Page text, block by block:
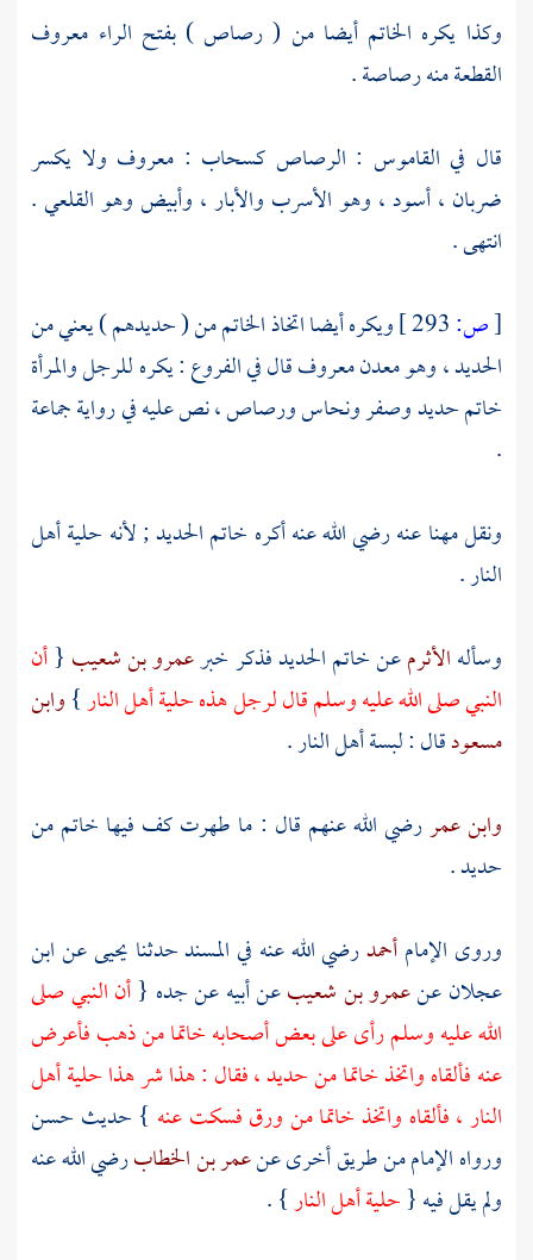
وكذا يكره الخاتم أيضا من ( رصاص ) بفتح الراء معروف
القطعة منه رصاصة .
قال في القاموس : الرصاص كسحاب : معروف ولا يكسر
ضربان ، أسود ، وهو الأسرب والأبار ، وأبيض وهو القلعي .
انتهى .
[ص:
ويكره أيضا اتخاذ الخاتم من ( حديدهم ) يعني من
الحديد ، وهو معدن معروف قال في الفروع : يكره للرجل والمرأة
خاتم حديد وصفر ونحاس ورصاص ، نص عليه في رواية جماعة
.
ونقلمهناعنه رضي الله عنه أكره خاتم الحديد ; لأنه حلية أهل
النار .
وسألهالأثرمعن خاتم الحديد فذكر خبرعمرو بن شعيب {أن
النبي صلى الله عليه وسلم قال لرجل هذه حلية أهل النار}وابن
مسعودقال : لبسة أهل النار .
وابن عمررضي الله عنهم قال : ما طهرت كف فيها خاتم من
حديد .
وروى الإمامأحمدرضي الله عنه في المسند حدثنا يحيىعنابن
عجلانعنعمرو بن شعيبعن أبيه عن جده {أن النبي صلى
الله عليه وسلم رأى على بعض أصحابه خاتما من ذهب فأعرض
عنه فألقاه واتخذ خاتما من حديد ، فقال : هذا شر هذا حلية أهل
النار ، فألقاه واتخذ خاتما من ورق فسكت عنه } حديث حسن
ورواه الإمام من طريق أخرى عنعمر بن الخطابرضي الله عنه
ولم يقل فيه {حلية أهل النار} .